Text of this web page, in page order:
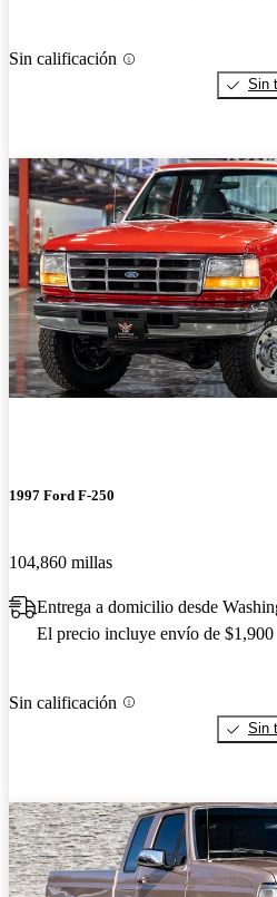
Sin calificación
Sin
1997 Ford F-250
104,860 millas
Entrega a domicilio desde
El precio incluye envío de $1,900
Sin calificación
Sin